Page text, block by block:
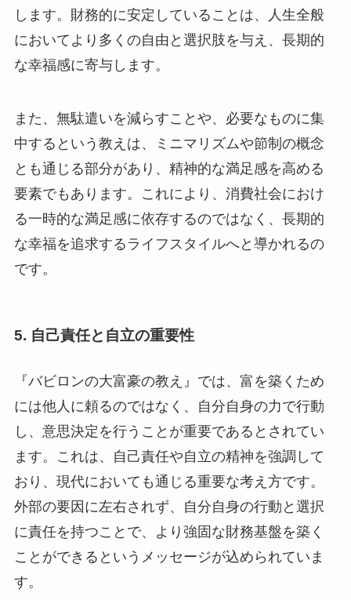
します。財務的に安定していることは、人生全般
においてより多くの自由と選択肢を与え、長期的
な幸福感に寄与します。
また、無駄遣いを減らすことや、必要なものに集
中するという教えは、ミニマリズムや節制の概念
とも通じる部分があり、精神的な満足感を高める
要素でもあります。これにより、消費社会におけ
る一時的な満足感に依存するのではなく、長期的
な幸福を追求するライフスタイルへと導かれるの
です。
5. 自己責任と自立の重要性
『バビロンの大富豪の教え』では、富を築くため
には他人に頼るのではなく、自分自身の力で行動
し、意思決定を行うことが重要であるとされてい
ます。これは、自己責任や自立の精神を強調して
おり、現代においても通じる重要な考え方です。
外部の要因に左右されず、自分自身の行動と選択
に責任を持つことで、より強固な財務基盤を築く
ことができるというメッセージが込められていま
す。